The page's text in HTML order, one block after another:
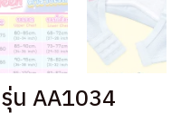
น AA1034